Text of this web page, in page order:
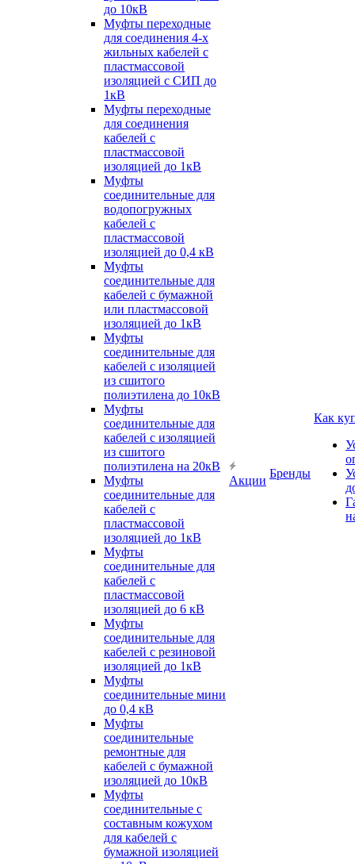
до 10кВ
Муфты переходные
для соединения 4-х
жильных кабелей с
пластмассовой
изоляцией с СИП до
1кВ
Муфты переходные
для соединения
кабелей с
пластмассовой
изоляцией до 1кВ
Муфты
соединительные для
водопогружных
кабелей с
пластмассовой
изоляцией до 0,4 кВ
Муфты
соединительные для
кабелей с бумажной
или пластмассовой
изоляцией до 1кВ
Муфты
соединительные для
кабелей с изоляцией
из сшитого
полиэтилена до 10кВ
Муфты
соединительные для
кабелей с изоляцией
из сшитого
полиэтилена на 20кВ
Муфты
соединительные для
кабелей с
пластмассовой
изоляцией до 1кВ
Муфты
соединительные для
кабелей с
пластмассовой
изоляцией до 6 кВ
Муфты
соединительные для
кабелей с резиновой
изоляцией до 1кВ
Муфты
соединительные мини
до 0,4 кВ
Муфты
соединительные
ремонтные для
кабелей с бумажной
изоляцией до 10кВ
Муфты
соединительные с
составным кожухом
для кабелей с
бумажной изоляцией
Акции
Бренды
Как